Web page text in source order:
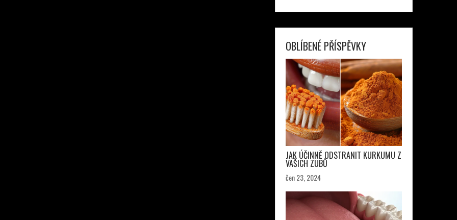
OBLÍBENÉ PŘÍSPĚVKY
JAK ÚČINNĚ ODSTRANIT KURKUMU Z
VAŠICH ZUBŮ
čen 23, 2024